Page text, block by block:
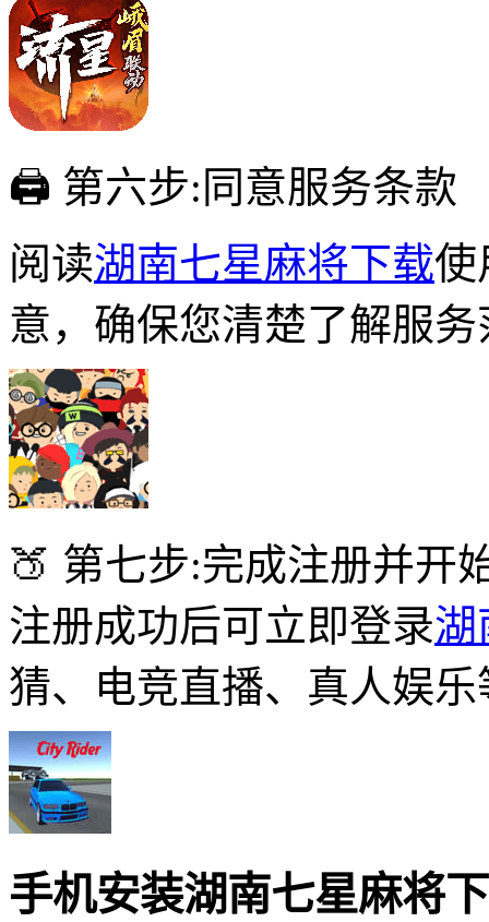
🖨 第六步:同意服务条款
阅读湖南七星麻将下载使
意，确保您清楚了解服
🍑 第七步:完成注册并开
注册成功后可立即登录湖
猜、电竞直播、真人娱
手机安装湖南七星麻将